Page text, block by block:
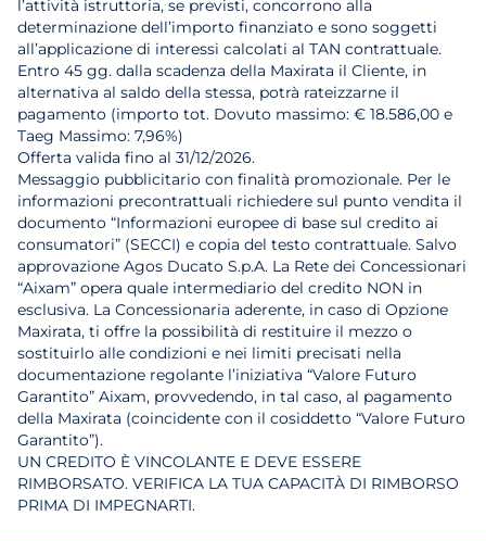
l’attività istruttoria, se previsti, concorrono alla
determinazione dell’importo finanziato e sono soggetti
all’applicazione di interessi calcolati al TAN contrattuale.
Entro 45 gg. dalla scadenza della Maxirata il Cliente, in
alternativa al saldo della stessa, potrà rateizzarne il
pagamento (importo tot. Dovuto massimo: € 18.586,00 e
Taeg Massimo: 7,96%)
Offerta valida fino al 31/12/2026.
Messaggio pubblicitario con finalità promozionale. Per le
informazioni precontrattuali richiedere sul punto vendita il
documento “Informazioni europee di base sul credito ai
consumatori” (SECCI) e copia del testo contrattuale. Salvo
approvazione Agos Ducato S.p.A. La Rete dei Concessionari
“Aixam” opera quale intermediario del credito NON in
esclusiva. La Concessionaria aderente, in caso di Opzione
Maxirata, ti offre la possibilità di restituire il mezzo o
sostituirlo alle condizioni e nei limiti precisati nella
documentazione regolante l’iniziativa “Valore Futuro
Garantito” Aixam, provvedendo, in tal caso, al pagamento
della Maxirata (coincidente con il cosiddetto “Valore Futuro
Garantito”).
UN CREDITO È VINCOLANTE E DEVE ESSERE
RIMBORSATO. VERIFICA LA TUA CAPACITÀ DI RIMBORSO
PRIMA DI IMPEGNARTI.